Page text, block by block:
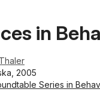
in
2005
Series in